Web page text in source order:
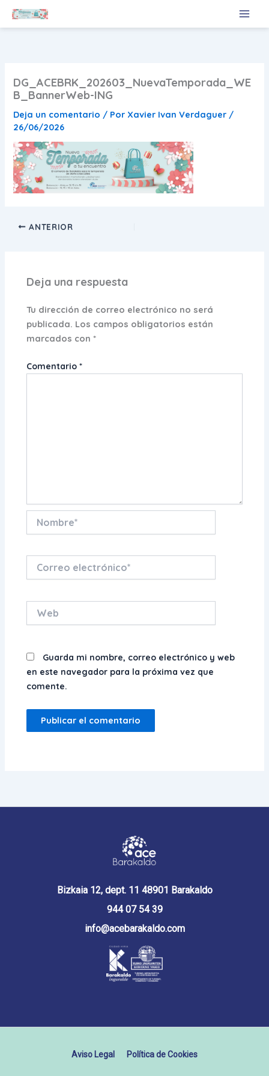
DG_ACEBRK_202603_NuevaTemporada_WE
B_BannerWeb-ING
Deja un comentario / Por Xavier Ivan Verdaguer /
26/06/2026
ANTERIOR
Deja una respuesta
Tu dirección de correo electrónico no será
publicada. Los campos obligatorios están
marcados con*
Comentario*
electrónico*
Guarda mi nombre, correo electrónico y web
en este navegador para la próxima vez que
comente.
Bizkaia 12, dept. 11 48901 Barakaldo
944 07 54 39
info@acebarakaldo.com
Aviso Legal Política de Cookies